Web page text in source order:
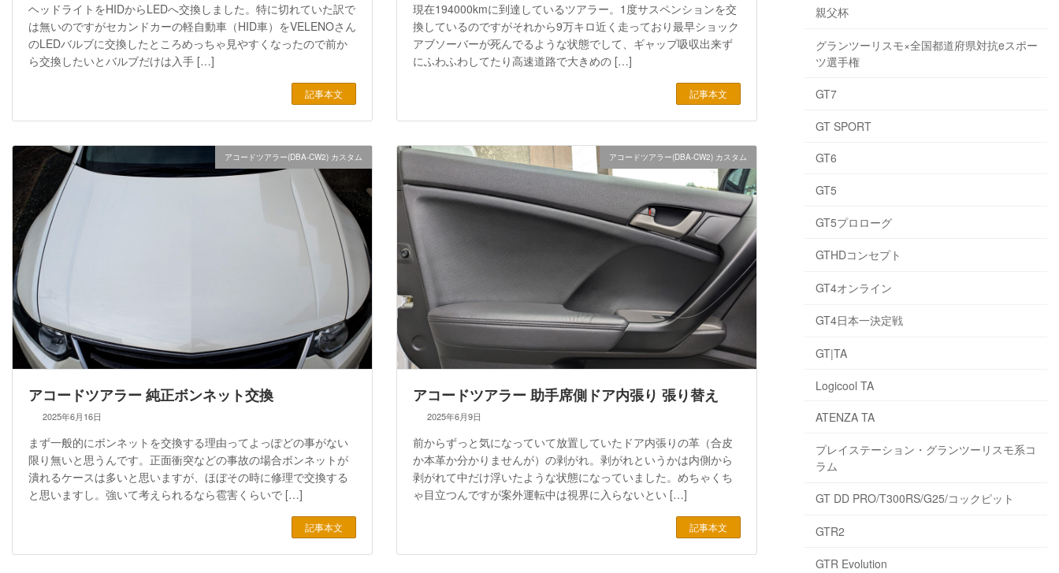
ヘッドライトをHIDからLEDへ交換しました。特に切れていた訳で
は無いのですがセカンドカーの軽自動車（HID車）をVELENOさん
のLEDバルブに交換したところめっちゃ見やすくなったので前か
ら交換したいとバルブだけは入手 […]
記事本文
現在194000kmに到達しているツアラー。1度サスペンションを交
換しているのですがそれから9万キロ近く走っており最早ショック
アブソーバーが死んでるような状態でして、ギャップ吸収出来ず
にふわふわしてたり高速道路で大きめの […]
記事本文
アコードツアラー(DBA-CW2) カスタム
アコードツアラー 純正ボンネット交換
2025年6月16日
まず一般的にボンネットを交換する理由ってよっぽどの事がない
限り無いと思うんです。正面衝突などの事故の場合ボンネットが
潰れるケースは多いと思いますが、ほぼその時に修理で交換する
と思いますし。強いて考えられるなら雹害くらいで […]
記事本文
アコードツアラー(DBA-CW2) カスタム
アコードツアラー 助手席側ドア内張り 張り替え
2025年6月9日
前からずっと気になっていて放置していたドア内張りの革（合皮
か本革か分かりませんが）の剥がれ。剥がれというかは内側から
剥がれて中だけ浮いたような状態になっていました。めちゃくち
ゃ目立つんですが案外運転中は視界に入らないとい […]
記事本文
親父杯
グランツーリスモ×全国都道府県対抗eスポー
ツ選手権
GT7
GT SPORT
GT6
GT5
GT5プロローグ
GTHDコンセプト
GT4オンライン
GT4日本一決定戦
GT|TA
Logicool TA
ATENZA TA
プレイステーション・グランツーリスモ系コ
ラム
GT DD PRO/T300RS/G25/コックピット
GTR2
GTR Evolution